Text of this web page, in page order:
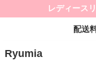
レディース
配送
Ryumia